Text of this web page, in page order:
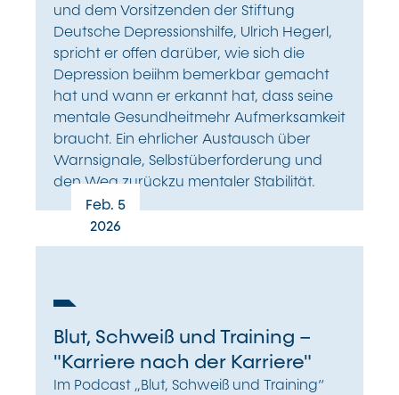
und dem Vorsitzenden der Stiftung
Deutsche Depressionshilfe, Ulrich Hegerl,
spricht er offen darüber, wie sich die
Depression beiihm bemerkbar gemacht
hat und wann er erkannt hat, dass seine
mentale Gesundheitmehr Aufmerksamkeit
braucht. Ein ehrlicher Austausch über
Warnsignale, Selbstüberforderung und
den Weg zurückzu mentaler Stabilität.
Feb. 5
2026
Blut, Schweiß und Training –
"Karriere nach der Karriere"
Im Podcast „Blut, Schweiß und Training“